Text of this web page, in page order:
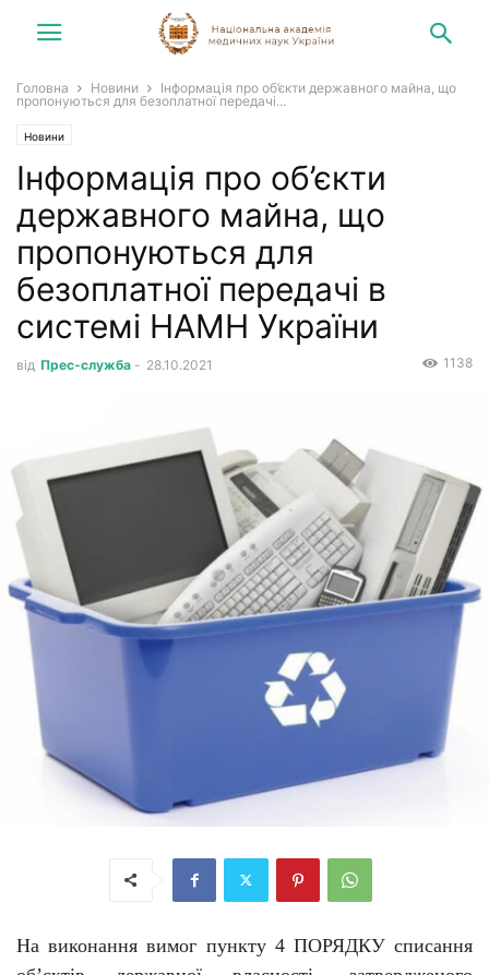
Головна Новини
Інформація про об’єкти державного майна, що
пропонуються для безоплатної передачі...
Новини
Інформація про об’єкти
державного майна, що
пропонуються для
безоплатної передачі в
системі НАМН України
від Прес-служба - 28.10.2021 1138
На виконання вимог пункту 4 ПОРЯДКУ списання